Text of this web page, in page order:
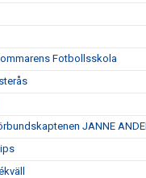
Fotbollsskola
JANNE